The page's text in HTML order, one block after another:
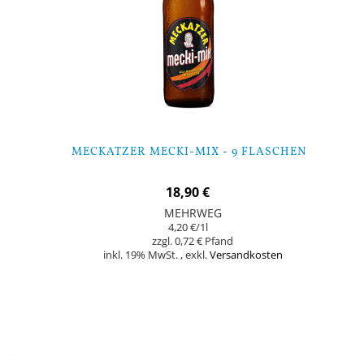
MECKATZER MECKI-MIX - 9 FLASCHEN
18,90 €
MEHRWEG
4,20 €/1l
0,72 €
inkl. 19% MwSt. ,exkl.Versandkosten